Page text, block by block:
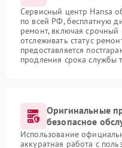
Сервисный центр Hansa
по всей РФ, бесплатную
ремонт, включая
отслеживать статус
предоставляется
продления срока службы
Оригинальные
безопасное
Использование
аккуратная работа с